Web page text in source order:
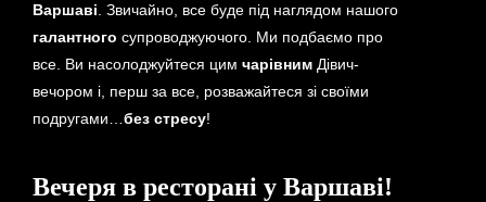
Варшаві . Звичайно, все буде під наглядом нашого
галантного супроводжуючого. Ми подбаємо про
все. Ви насолоджуйтеся цим чарівнимДівич-
вечором і, перш за все, розважайтеся зі своїми
подругами… без стресу!
Вечеря в ресторані у Варшаві!